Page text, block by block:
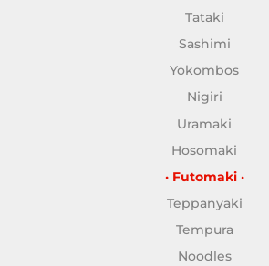
Tataki
Sashimi
Yokombos
Nigiri
Uramaki
Hosomaki
· Futomaki ·
Teppanyaki
Tempura
Noodles